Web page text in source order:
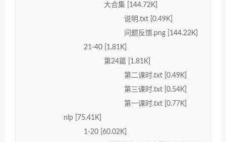
大合集 [144.72K]
说明.txt [0.49K]
问题反馈.png [144.22K]
21-40 [1.81K]
第24篇 [1.81K]
第二课时.txt [0.49K]
第三课时.txt [0.54K]
第一课时.txt [0.77K]
nlp [75.41K]
1-20 [60.02K]